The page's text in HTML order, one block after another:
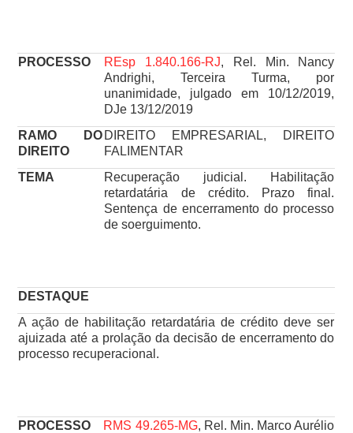
PROCESSO REsp 1.840.166-RJ, Rel. Min. Nancy
Andrighi, Terceira Turma, por
unanimidade, julgado em 10/12/2019,
DJe 13/12/2019
RAMO DO
DIREITO
DIREITO EMPRESARIAL, DIREITO
FALIMENTAR
TEMA
Recuperação judicial. Habilitação
retardatária de crédito. Prazo final.
Sentença de encerramento do processo
de soerguimento.
DESTAQUE
A ação de habilitação retardatária de crédito deve ser
ajuizada até a prolação da decisão de encerramento do
processo recuperacional.
PROCESSO RMS 49.265-MG, Rel. Min. Marco Aurélio